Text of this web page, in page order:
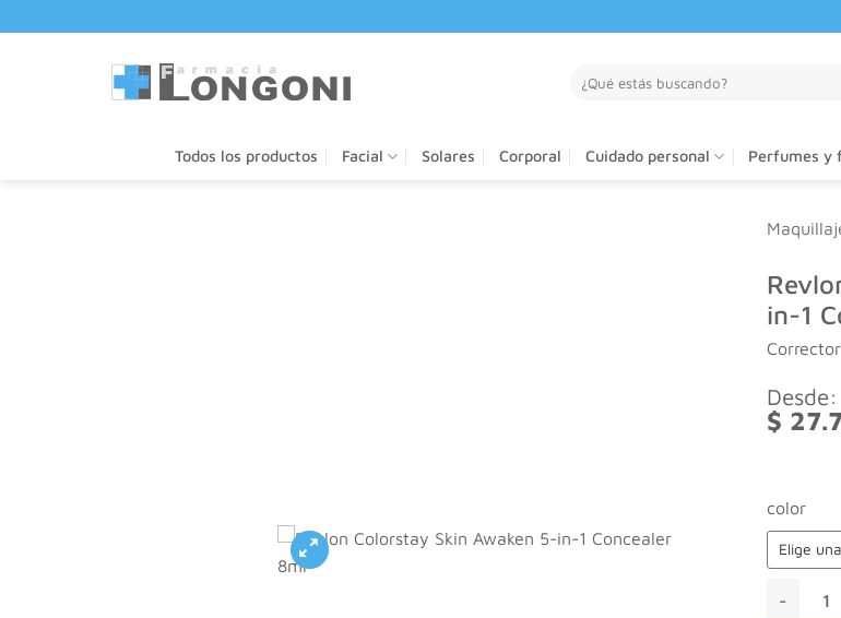
al
por:
Todos los productos Facial Solares Corporal Cuidado personal Perfumes y
in-1
Desde:
$
color